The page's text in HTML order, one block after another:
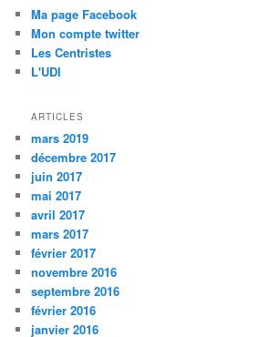
Ma page Facebook
Mon compte twitter
Les Centristes
L'UDI
ARTICLES
mars 2019
décembre 2017
juin 2017
mai 2017
avril 2017
mars 2017
février 2017
novembre 2016
septembre 2016
février 2016
janvier 2016